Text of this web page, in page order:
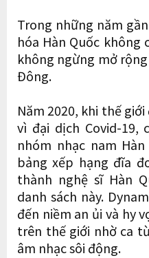
Trong những năm
hóa Hàn Quốc không
không ngừng mở
Đông.
Năm 2020, khi thế
vì đại dịch Covid-19,
nhóm nhạc nam
bảng xếp hạng đĩa
thành nghệ sĩ Hàn
danh sách này.
đến niềm an ủi và hy
trên thế giới nhờ ca
âm nhạc sôi động.